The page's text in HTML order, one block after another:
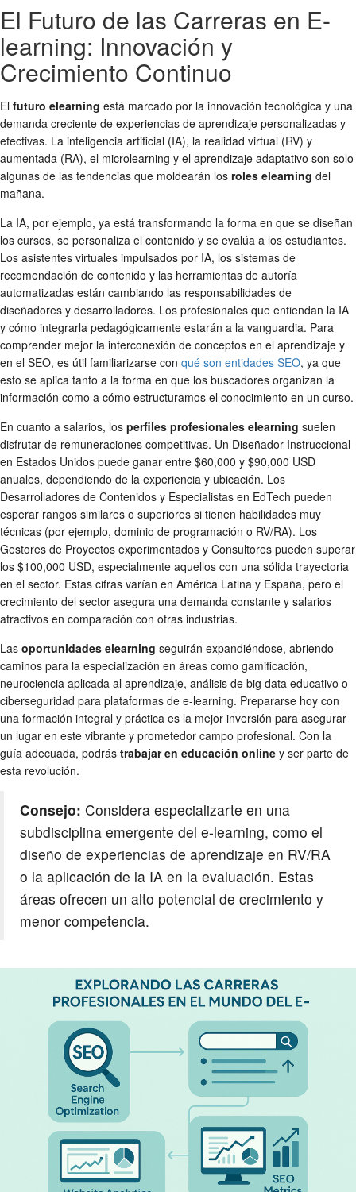
El Futuro de las Carreras en E-
learning: Innovación y
Crecimiento Continuo
El futuro elearning está marcado por la innovación tecnológica y una
demanda creciente de experiencias de aprendizaje personalizadas y
efectivas. La inteligencia artificial (IA), la realidad virtual (RV) y
aumentada (RA), el microlearning y el aprendizaje adaptativo son solo
algunas de las tendencias que moldearán los roles elearning del
mañana.
La IA, por ejemplo, ya está transformando la forma en que se diseñan
los cursos, se personaliza el contenido y se evalúa a los estudiantes.
Los asistentes virtuales impulsados por IA, los sistemas de
recomendación de contenido y las herramientas de autoría
automatizadas están cambiando las responsabilidades de
diseñadores y desarrolladores. Los profesionales que entiendan la IA
y cómo integrarla pedagógicamente estarán a la vanguardia. Para
comprender mejor la interconexión de conceptos en el aprendizaje y
en el SEO, es útil familiarizarse con qué son entidades SEO, ya que
esto se aplica tanto a la forma en que los buscadores organizan la
información como a cómo estructuramos el conocimiento en un curso.
En cuanto a salarios, los perfiles profesionales elearning suelen
disfrutar de remuneraciones competitivas. Un Diseñador Instruccional
en Estados Unidos puede ganar entre $60,000 y $90,000 USD
anuales, dependiendo de la experiencia y ubicación. Los
Desarrolladores de Contenidos y Especialistas en EdTech pueden
esperar rangos similares o superiores si tienen habilidades muy
técnicas (por ejemplo, dominio de programación o RV/RA). Los
Gestores de Proyectos experimentados y Consultores pueden superar
los $100,000 USD, especialmente aquellos con una sólida trayectoria
en el sector. Estas cifras varían en América Latina y España, pero el
crecimiento del sector asegura una demanda constante y salarios
atractivos en comparación con otras industrias.
Las oportunidades elearning seguirán expandiéndose, abriendo
caminos para la especialización en áreas como gamificación,
neurociencia aplicada al aprendizaje, análisis de big data educativo o
ciberseguridad para plataformas de e-learning. Prepararse hoy con
una formación integral y práctica es la mejor inversión para asegurar
un lugar en este vibrante y prometedor campo profesional. Con la
guía adecuada, podrás trabajar en educación online y ser parte de
esta revolución.
Consejo: Considera especializarte en una
subdisciplina emergente del e-learning, como el
diseño de experiencias de aprendizaje en RV/RA
o la aplicación de la IA en la evaluación. Estas
áreas ofrecen un alto potencial de crecimiento y
menor competencia.